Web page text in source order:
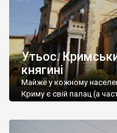
Утьос.
княгині
Майже у кожному
Криму є свій палац (а